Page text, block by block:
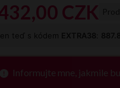
00 CZK
Informujte mne, jakmile